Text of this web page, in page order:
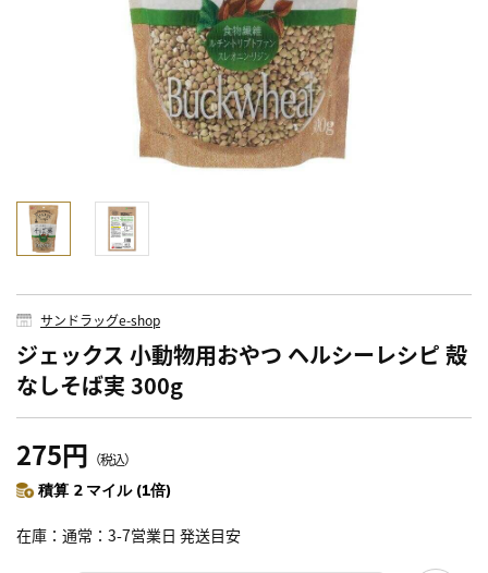
サンドラッグe-shop
ジェックス 小動物用おやつ ヘルシーレシピ 殻
なしそば実 300g
275円 （税込）
積算 2 マイル (1倍)
在庫 通常：3-7営業日 発送目安